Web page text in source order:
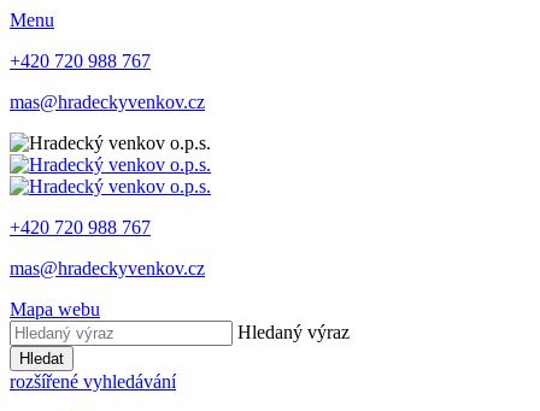
Menu
+420 720 988 767
mas@hradeckyvenkov.cz
+420 720 988 767
mas@hradeckyvenkov.cz
Mapa webu
Hledaný výraz
Hledat
rozšířené vyhledávání